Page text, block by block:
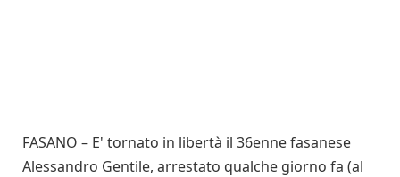
FASANO – E' tornato in libertà il 36enne fasanese
Alessandro Gentile, arrestato qualche giorno fa (al